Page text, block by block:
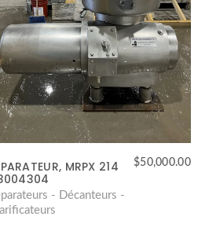
MRPX 214
$50,000.00
- Décanteurs -